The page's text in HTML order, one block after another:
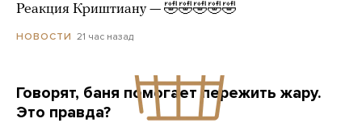
Реакция Криштиану — 🤣🤣🤣🤣🤣
НОВОСТИ 21 час назад
Говорят, баня помогает пережить жару.
Это правда?